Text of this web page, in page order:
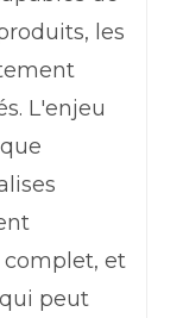
les
L'enjeu
et
peut